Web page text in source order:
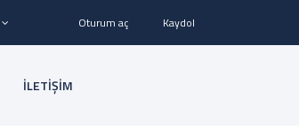
Oturum aç Kaydol
İLETİŞİM